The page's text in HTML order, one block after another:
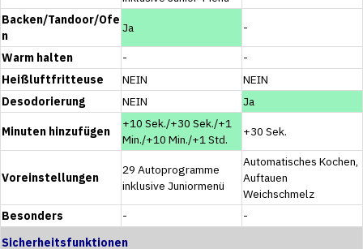
Backen/Tandoor/Ofe
n
Ja -
Warm halten -
-
Heißluftfritteuse
NEIN
NEIN
Desodorierung
NEIN Ja
Minuten hinzufügen
+10 Sek./+30 Sek./+1
Min./+10 Min./+1 Std.
+30 Sek.
Voreinstellungen
29 Autoprogramme
inklusive Juniormenü
Automatisches Kochen,
Auftauen
Weichschmelz
Besonders
-
-
Sicherheitsfunktionen